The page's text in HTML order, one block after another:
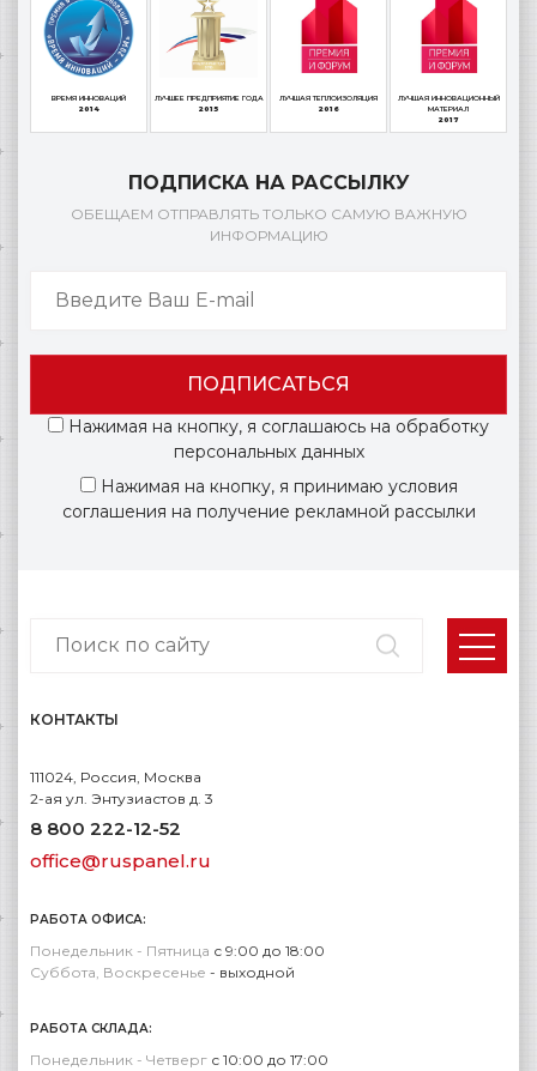
ВРЕМЯ ИННОВАЦИЙ
2014
ЛУЧШЕЕ ПРЕДПРИЯТИЕ ГОДА
2015
ЛУЧШАЯ ТЕПЛОИЗОЛЯЦИЯ
2016
ЛУЧШАЯ ИННОВАЦИОННЫЙ
МАТЕРИАЛ
2017
ПОДПИСКА НА РАССЫЛКУ
ОБЕЩАЕМ ОТПРАВЛЯТЬ ТОЛЬКО САМУЮ ВАЖНУЮ
ИНФОРМАЦИЮ
ПОДПИСАТЬСЯ
Нажимая на кнопку, я соглашаюсь на обработку
персональных данных
Нажимая на кнопку, я принимаю условия
соглашения на получение рекламной рассылки
КОНТАКТЫ
111024, Россия, Москва
2-ая ул. Энтузиастов д. 3
8 800 222-12-52
office@ruspanel.ru
РАБОТА ОФИСА:
Понедельник - Пятница с 9:00 до 18:00
Суббота, Воскресенье - выходной
РАБОТА СКЛАДА:
Понедельник - Четверг с 10:00 до 17:00